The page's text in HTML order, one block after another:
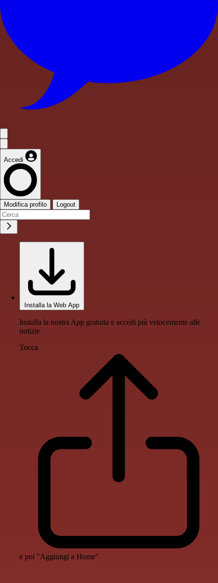
Accedi
Modifica profilo Logout
Installa la Web App
Installa la nostra App gratuita e accedi più velocemente alle
notizie
Tocca
e poi "Aggiungi a Home"